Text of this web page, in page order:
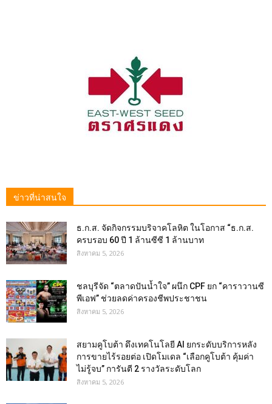
ข่าวที่น่าสนใจ
ธ.ก.ส. จัดกิจกรรมบริจาคโลหิต ในโอกาส “ธ.ก.ส.
ครบรอบ 60 ปี 1 ล้านซีซี 1 ล้านบาท
สิงหาคม 5, 2026
ชลบุรีจัด “ตลาดปันน้ำใจ” ผนึก CPF ยก “คาราวานซี
พีเอฟ” ช่วยลดค่าครองชีพประชาชน
สิงหาคม 5, 2026
สยามคูโบต้า ดึงเทคโนโลยี AI ยกระดับบริการหลัง
การขายไร้รอยต่อ เปิดโมเดล “เลือกคูโบต้า คุ้มค่า
ไม่รู้จบ” การันตี 2 รางวัลระดับโลก
สิงหาคม 5, 2026